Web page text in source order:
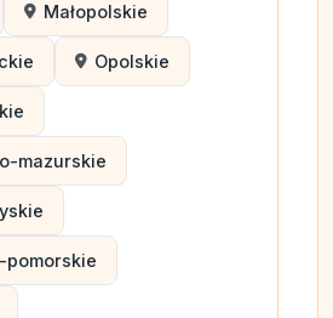
Małopolskie
Opolskie
mazurskie
pomorskie